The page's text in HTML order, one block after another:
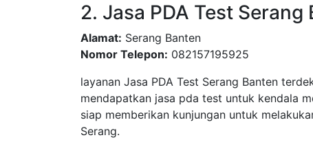
2. Jasa PDA Test Serang
Alamat: Serang Banten
Nomor Telepon: 082157195925
layanan Jasa PDA Test Serang Banten
mendapatkan jasa pda test untuk kendala
siap memberikan kunjungan untuk
Serang.